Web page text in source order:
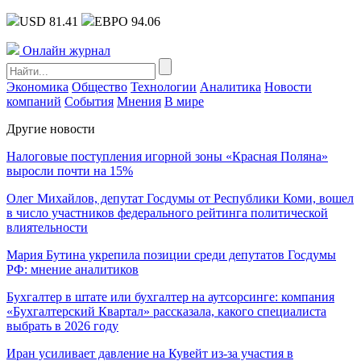
USD 81.41 ЕВРО 94.06
Онлайн журнал
Экономика Общество Технологии Аналитика Новости
компаний События Мнения В мире
Другие новости
Налоговые поступления игорной зоны «Красная Поляна»
выросли почти на 15%
Олег Михайлов, депутат Госдумы от Республики Коми, вошел
в число участников федерального рейтинга политической
влиятельности
Мария Бутина укрепила позиции среди депутатов Госдумы
РФ: мнение аналитиков
Бухгалтер в штате или бухгалтер на аутсорсинге: компания
«Бухгалтерский Квартал» рассказала, какого специалиста
выбрать в 2026 году
Иран усиливает давление на Кувейт из-за участия в